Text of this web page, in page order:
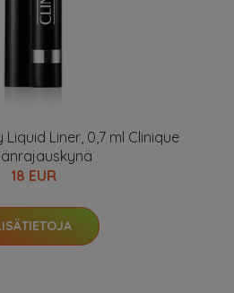
Liner, 0,7 ml Clinique
18 EUR